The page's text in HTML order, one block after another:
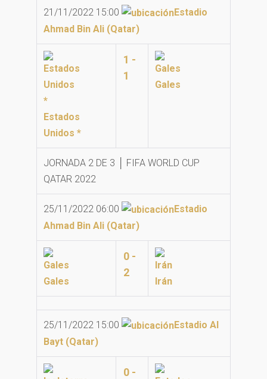
21/11/2022 15:00
Estadio
Ahmad Bin Ali (Qatar)
Estados
Unidos *
1 -
1
Gales
JORNADA 2 DE 3 │ FIFA WORLD CUP
QATAR 2022
25/11/2022 06:00
Estadio
Ahmad Bin Ali (Qatar)
Gales
0 -
2
Irán
25/11/2022 15:00
Estadio Al
Bayt (Qatar)
0 -